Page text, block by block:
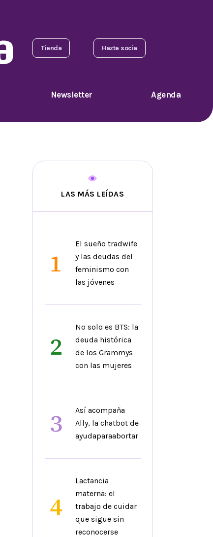
Tienda Hazte socia
Newsletter Agenda
LAS MÁS LEÍDAS
1
El sueño tradwife
y las deudas del
feminismo con
las jóvenes
2
No solo es BTS: la
deuda histórica
de los Grammys
con las mujeres
3
Así acompaña
Ally, la chatbot de
ayudaparaabortar
4
Lactancia
materna: el
trabajo de cuidar
que sigue sin
reconocerse